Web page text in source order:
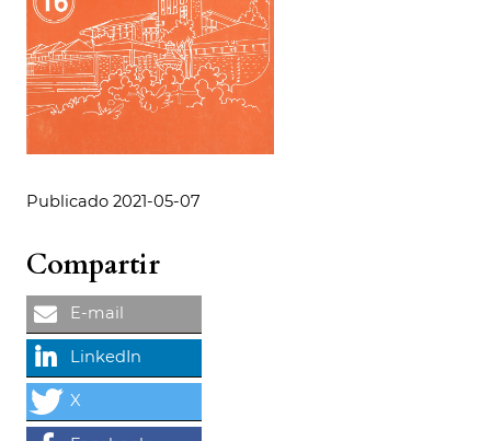
Publicado 2021-05-07
Compartir